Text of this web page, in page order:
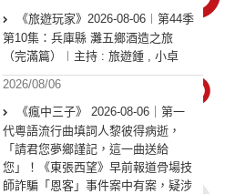
《旅遊玩家》2026-08-06︱第44季
第10集：兵庫縣 灘五鄉酒造之旅
（完滿篇）︱主持 : 旅遊鍾 , 小卓
2026/08/06
《瘋中三子》 2026-08-06｜第一
代粵語流行曲填詞人黎彼得病逝，
「請君您夢鄉謹記，這一曲送給
您」！《東張西望》早前報道骨場技
師詐騙「恩客」事件案中有案，疑涉